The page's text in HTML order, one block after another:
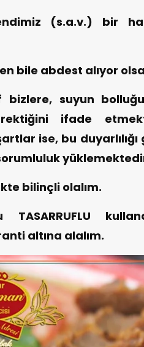
(s.a.v.) bir
bile abdest alıyor
bizlere, suyun
ifade
ise, bu
bilinçli olalım.
altına alalım.